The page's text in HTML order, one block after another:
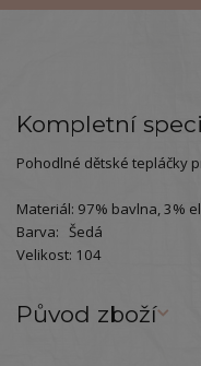
Kompletní
Pohodlné dětské tepláčky
Materiál: 97% bavlna, 3%
Barva: Šedá
Velikost: 104
Původ zboží